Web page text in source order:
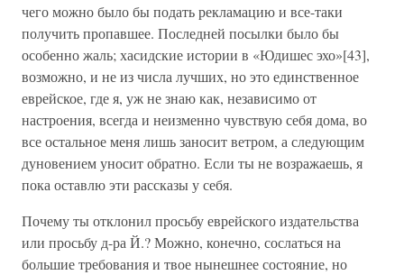
чего можно было бы подать рекламацию и все-таки
получить пропавшее. Последней посылки было бы
особенно жаль; хасидские истории в «Юдишес эхо»[43],
возможно, и не из числа лучших, но это единственное
еврейское, где я, уж не знаю как, независимо от
настроения, всегда и неизменно чувствую себя дома, во
все остальное меня лишь заносит ветром, а следующим
дуновением уносит обратно. Если ты не возражаешь, я
пока оставлю эти рассказы у себя.
Почему ты отклонил просьбу еврейского издательства
или просьбу д-ра Й.? Можно, конечно, сослаться на
большие требования и твое нынешнее состояние, но